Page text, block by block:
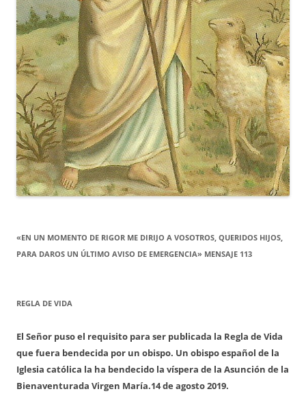
«EN UN MOMENTO DE RIGOR ME DIRIJO A VOSOTROS, QUERIDOS HIJOS,
PARA DAROS UN ÚLTIMO AVISO DE EMERGENCIA» MENSAJE 113
REGLA DE VIDA
El Señor puso el requisito para ser publicada la Regla de Vida
que fuera bendecida por un obispo. Un obispo español de la
Iglesia católica la ha bendecido la víspera de la Asunción de la
Bienaventurada Virgen María.14 de agosto 2019.